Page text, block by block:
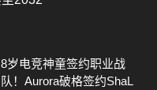
8岁电竞神童签约职业战
队！Aurora破格签约ShaL